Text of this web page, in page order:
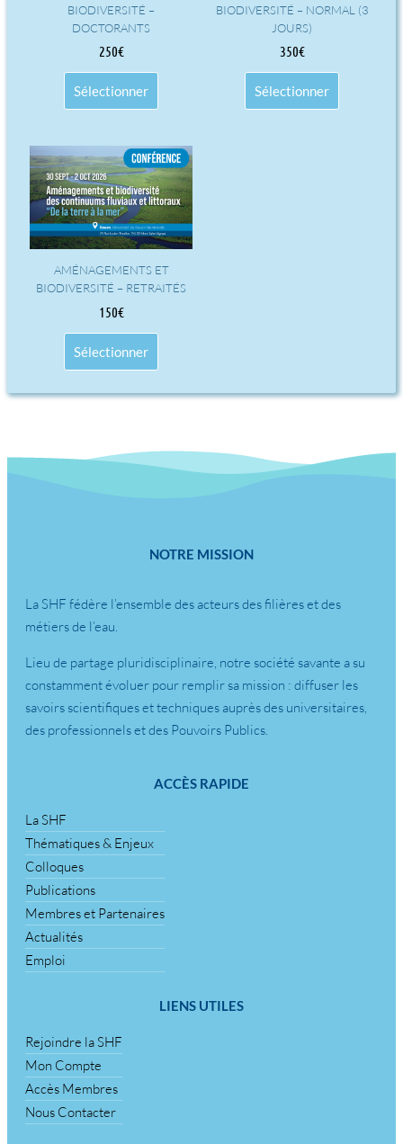
BIODIVERSITÉ –
DOCTORANTS
250€
Sélectionner
BIODIVERSITÉ – NORMAL (3
JOURS)
350€
Sélectionner
AMÉNAGEMENTS ET
BIODIVERSITÉ – RETRAITÉS
150€
Sélectionner
NOTRE MISSION
La SHF fédère l’ensemble des acteurs des filières et des
métiers de l’eau.
Lieu de partage pluridisciplinaire, notre société savante a su
constamment évoluer pour remplir sa mission : diffuser les
savoirs scientifiques et techniques auprès des universitaires,
des professionnels et des Pouvoirs Publics.
ACCÈS RAPIDE
La SHF
Thématiques & Enjeux
Colloques
Publications
Membres et Partenaires
Actualités
Emploi
LIENS UTILES
Rejoindre la SHF
Mon Compte
Accès Membres
Nous Contacter